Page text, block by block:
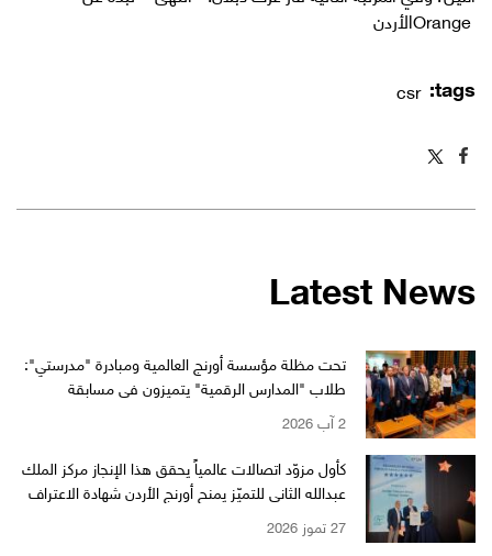
tags:
csr
Latest News
تحت مظلة مؤسسة أورنج العالمية ومبادرة "مدرستي":
طلاب "المدارس الرقمية" يتميزون في مسابقة
2 آب 2026
كأول مزوّد اتصالات عالمياً يحقق هذا الإنجاز مركز الملك
عبدالله الثاني للتميّز يمنح أورنج الأردن شهادة الاعتراف
27 تموز 2026